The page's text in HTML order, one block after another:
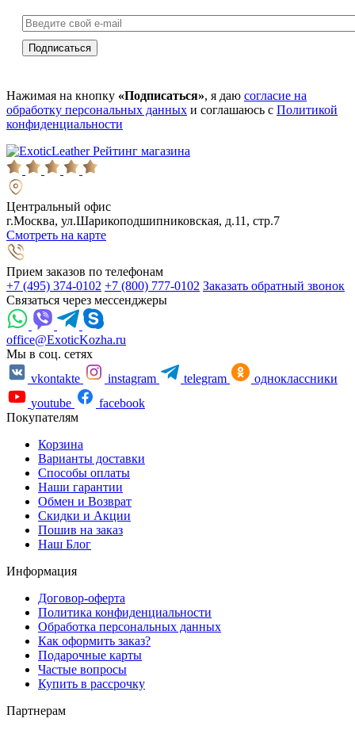
Нажимая на кнопку «Подписаться», я даю согласие на
обработку персональных данных и соглашаюсь с Политикой
конфиденциальности
Рейтинг магазина
Центральный офис
г.Москва, ул.Шарикоподшипниковская, д.11, стр.7
Смотреть на карте
Прием заказов по телефонам
+7 (495) 374-0102 +7 (800) 777-0102 Заказать обратный звонок
Связаться через мессенджеры
office@ExoticKozha.ru
Мы в соц. сетях
vkontakte
instagram telegram
одноклассники
youtube
facebook
Покупателям
Корзина
Варианты доставки
Способы оплаты
Наши гарантии
Обмен и Возврат
Скидки и Акции
Пошив на заказ
Наш Блог
Информация
Договор-оферта
Политика конфиденциальности
Обработка персональных данных
Как оформить заказ?
Подарочные карты
Частые вопросы
Купить в рассрочку
Партнерам